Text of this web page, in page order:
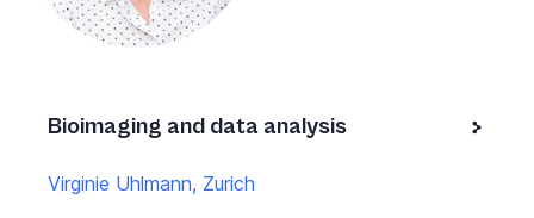
Bioimaging and data analysis
Virginie Uhlmann, Zurich